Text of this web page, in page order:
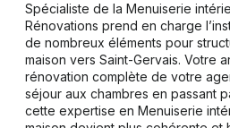
Spécialiste de la Menuiserie
Rénovations prend en charge
de nombreux éléments pour
maison vers Saint-Gervais. Votre
rénovation complète de votre
séjour aux chambres en passant
cette expertise en Menuiserie